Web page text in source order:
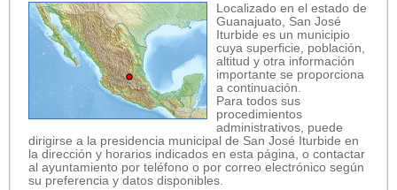
Localizado en el estado de
Guanajuato, San José
Iturbide es un municipio
cuya superficie, población,
altitud y otra información
importante se proporciona
a continuación.
Para todos sus
procedimientos
administrativos, puede
dirigirse a la presidencia municipal de San José Iturbide en
la dirección y horarios indicados en esta página, o contactar
al ayuntamiento por teléfono o por correo electrónico según
su preferencia y datos disponibles.